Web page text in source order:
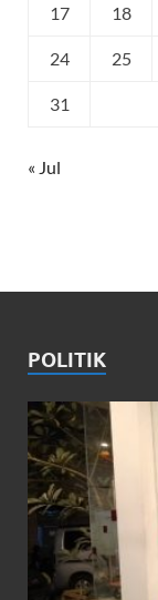
17 18
24 25
31
« Jul
POLITIK